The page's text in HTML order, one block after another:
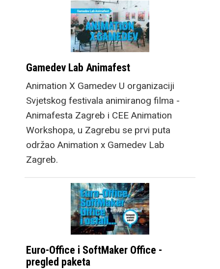
Gamedev Lab Animafest
Animation X Gamedev U organizaciji
Svjetskog festivala animiranog filma -
Animafesta Zagreb i CEE Animation
Workshopa, u Zagrebu se prvi puta
održao Animation x Gamedev Lab
Zagreb.
Euro-Office i SoftMaker Office -
pregled paketa